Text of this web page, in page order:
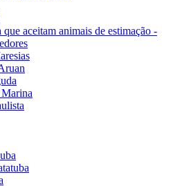
aceitam animais de estimação -
Marina